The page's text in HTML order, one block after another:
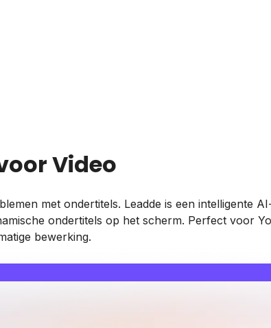
Video
met ondertitels. Leadde is een intelligente
ondertitels op het scherm. Perfect voor
bewerking.